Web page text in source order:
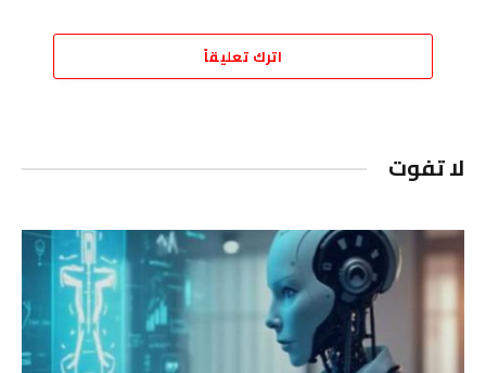
اترك تعليقاً
لا تفوت